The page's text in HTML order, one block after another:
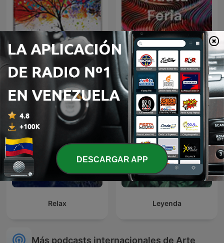
Mucia Flauta Feria
Relax Leyenda
Más podcasts internacionales de Arte
DESCARGAR APP